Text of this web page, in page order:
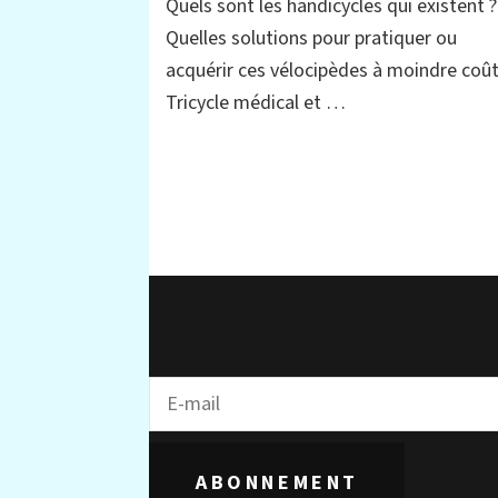
les
handicycles,
entre
tricycle
Quels sont les handicycles qui existent ?
Quelles solutions pour pratiquer ou
acquérir ces vélocipèdes à moindre
Tricycle médical et …
ABONNEMENT